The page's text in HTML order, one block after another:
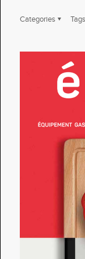
Categories Tags